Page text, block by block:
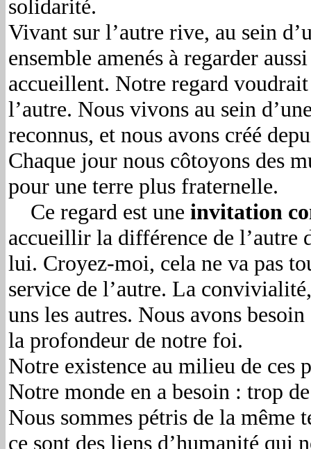
solidarité.
Vivant sur l’autre rive, au sein
ensemble amenés à regarder
accueillent. Notre regard
l’autre. Nous vivons au sein
reconnus, et nous avons créé
Chaque jour nous côtoyons des
pour une terre plus fraternelle.
Ce regard est une invitation
accueillir la différence de l’autre
lui. Croyez-moi, cela ne va pas
service de l’autre. La
uns les autres. Nous avons
la profondeur de notre foi.
Notre existence au milieu de ces
Notre monde en a besoin : trop
Nous sommes pétris de la même
ce sont des liens d’humanité qui